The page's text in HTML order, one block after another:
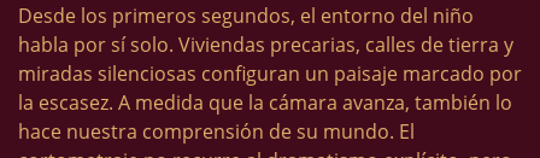
Desde los primeros segundos, el entorno del niño
habla por sí solo. Viviendas precarias, calles de tierra y
miradas silenciosas configuran un paisaje marcado por
la escasez. A medida que la cámara avanza, también lo
hace nuestra comprensión de su mundo. El